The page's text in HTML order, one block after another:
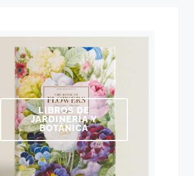
LIBROS DE
JARDINERÍA Y
BOTÁNICA